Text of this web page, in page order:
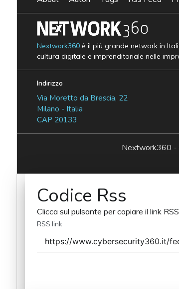
Nextwork360è il più grande network in
cultura digitale e imprenditoriale nelle
Indirizzo
Via Moretto da Brescia, 22
Milano - Italia
CAP 20133
Nextwork360 -
Codice Rss
Clicca sul pulsante per copiare il link
RSS link